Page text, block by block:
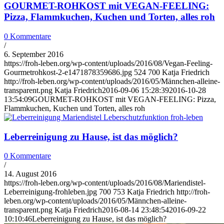
GOURMET-ROHKOST mit VEGAN-FEELING:
Pizza, Flammkuchen, Kuchen und Torten, alles roh
0 Kommentare
/
6. September 2016
https://froh-leben.org/wp-content/uploads/2016/08/Vegan-Feeling-
Gourmetrohkost-2-e1471878359686.jpg 524 700 Katja Friedrich
http://froh-leben.org/wp-content/uploads/2016/05/Männchen-alleine-
transparent.png Katja Friedrich2016-09-06 15:28:392016-10-28
13:54:09GOURMET-ROHKOST mit VEGAN-FEELING: Pizza,
Flammkuchen, Kuchen und Torten, alles roh
Leberreinigung zu Hause, ist das möglich?
0 Kommentare
/
14. August 2016
https://froh-leben.org/wp-content/uploads/2016/08/Mariendistel-
Leberreinigung-frohleben.jpg 700 753 Katja Friedrich http://froh-
leben.org/wp-content/uploads/2016/05/Männchen-alleine-
transparent.png Katja Friedrich2016-08-14 23:48:542016-09-22
10:10:46Leberreinigung zu Hause, ist das möglich?